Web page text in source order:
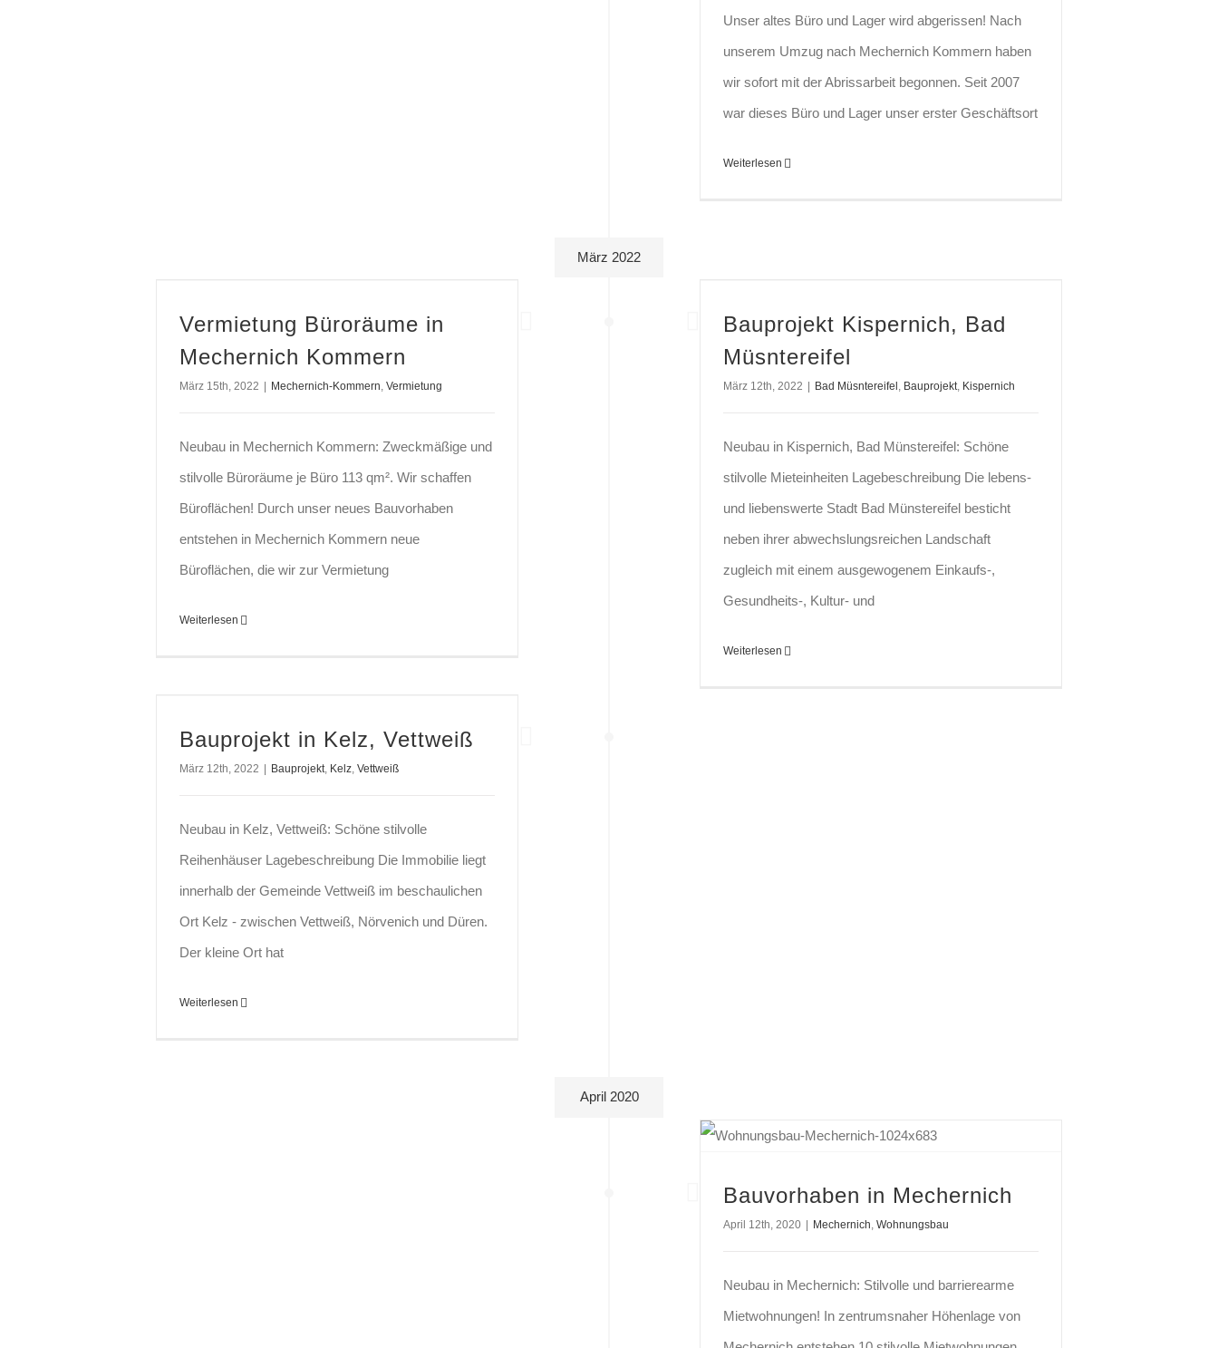
Unser altes Büro und Lager wird abgerissen! Nach
unserem Umzug nach Mechernich Kommern haben
wir sofort mit der Abrissarbeit begonnen. Seit 2007
war dieses Büro und Lager unser erster Geschäftsort
Weiterlesen
März 2022
Vermietung Büroräume in
Mechernich Kommern
März 15th, 2022 Mechernich-Kommern, Vermietung
Neubau in Mechernich Kommern: Zweckmäßige und
stilvolle Büroräume je Büro 113 qm². Wir schaffen
Büroflächen! Durch unser neues Bauvorhaben
entstehen in Mechernich Kommern neue
Büroflächen, die wir zur Vermietung
Weiterlesen
Bauprojekt Kispernich, Bad
Müsntereifel
März 12th, 2022 Bad Müsntereifel , Bauprojekt, Kispernich
Neubau in Kispernich, Bad Münstereifel: Schöne
stilvolle Mieteinheiten Lagebeschreibung Die lebens-
und liebenswerte Stadt Bad Münstereifel besticht
neben ihrer abwechslungsreichen Landschaft
zugleich mit einem ausgewogenem Einkaufs-,
Gesundheits-, Kultur- und
Weiterlesen
Bauprojekt in Kelz, Vettweiß
März 12th, 2022 Bauprojekt, Kelz, Vettweiß
Neubau in Kelz, Vettweiß: Schöne stilvolle
Reihenhäuser Lagebeschreibung Die Immobilie liegt
innerhalb der Gemeinde Vettweiß im beschaulichen
Ort Kelz - zwischen Vettweiß, Nörvenich und Düren.
Der kleine Ort hat
Weiterlesen
April 2020
Bauvorhaben in Mechernich
April 12th, 2020 | Mechernich Wohnungsbau
Neubau in Mechernich: Stilvolle und barrierearme
Mietwohnungen! In zentrumsnaher Höhenlage von